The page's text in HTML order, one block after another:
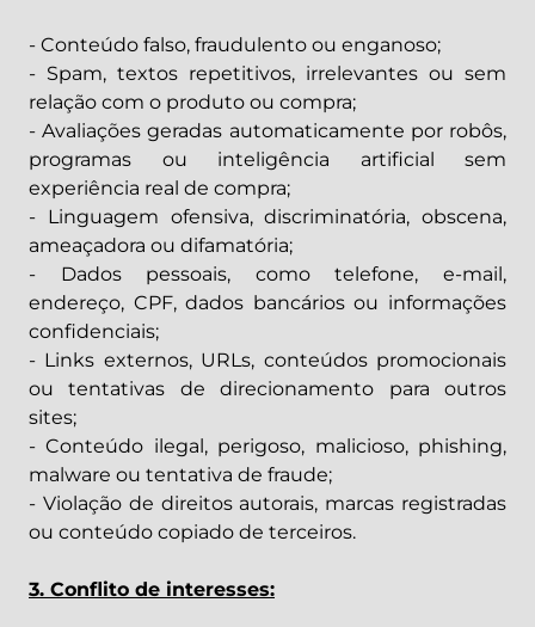
- Conteúdo falso, fraudulento ou enganoso;
- Spam, textos repetitivos, irrelevantes ou sem
relação com o produto ou compra;
- Avaliações geradas automaticamente por robôs,
programas ou inteligência artificial sem
experiência real de compra;
- Linguagem ofensiva, discriminatória, obscena,
ameaçadora ou difamatória;
- Dados pessoais, como telefone, e-mail,
endereço, CPF, dados bancários ou informações
confidenciais;
- Links externos, URLs, conteúdos promocionais
ou tentativas de direcionamento para outros
sites;
- Conteúdo ilegal, perigoso, malicioso, phishing,
malware ou tentativa de fraude;
- Violação de direitos autorais, marcas registradas
ou conteúdo copiado de terceiros.
3. Conflito de interesses: